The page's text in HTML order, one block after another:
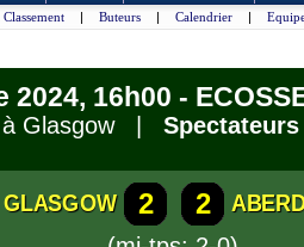
| Buteurs | Calendrier |
2024, 16h00 -
à Glasgow |
2 2